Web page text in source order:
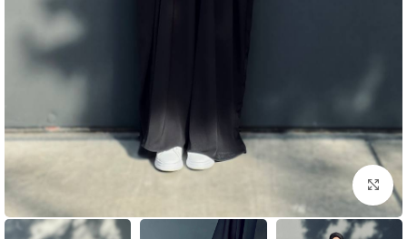
بزرگنمایی تصویر